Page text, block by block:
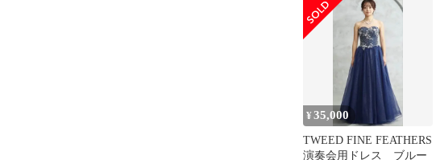
¥35,000
TWEED FINE FEATHERS
演奏会用ドレス ブルー